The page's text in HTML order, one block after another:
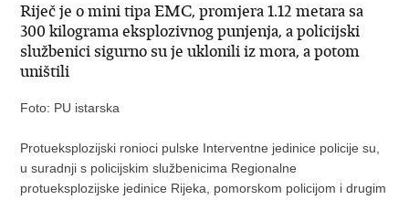
Riječ je o mini tipa EMC, promjera 1.12 metara sa
300 kilograma eksplozivnog punjenja, a policijski
službenici sigurno su je uklonili iz mora, a potom
uništili
Foto: PU istarska
Protueksplozijski ronioci pulske Interventne jedinice policije su,
u suradnji s policijskim službenicima Regionalne
protueksplozijske jedinice Rijeka, pomorskom policijom i drugim